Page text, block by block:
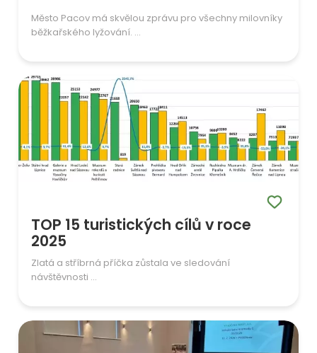
Město Pacov má skvělou zprávu pro všechny milovníky
běžkařského lyžování. ...
TOP 15 turistických cílů v roce
2025
Zlatá a stříbrná příčka zůstala ve sledování
návštěvnosti ...